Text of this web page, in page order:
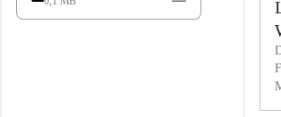
Überzeugen Sie sich selbst, dass Sie in
in den Beherbergungsbetrieben,
Wir kennen Miesenbach als lebens- und
Tradition und Innovation werden ebenso
s
h